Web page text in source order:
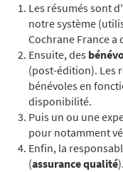
Les résumés sont
notre système
Cochrane France a
Ensuite, des
(post-édition). Les
bénévoles en
disponibilité.
Puis un ou une
pour notamment
Enfin, la
(assurance qualité).